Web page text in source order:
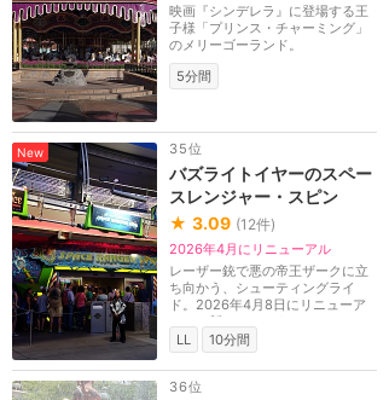
映画『シンデレラ』に登場する王
子様「プリンス・チャーミング」
のメリーゴーランド。
5分間
New 35位
バズライトイヤーのスペー
スレンジャー・スピン
★ 3.09 (12件)
2026年4月にリニューアル
レーザー銃で悪の帝王ザークに立
ち向かう、シューティングライ
ド。2026年4月8日にリニューア
ルし、新キャラクター...
LL
10分間
36位